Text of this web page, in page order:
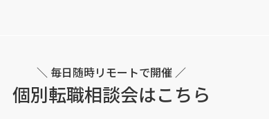
＼ 毎日随時リモートで開催 ／
個別転職相談会はこちら